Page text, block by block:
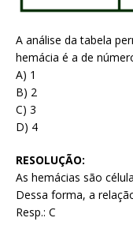
A análise da tabela
hemácia é a de
A) 1
B) 2
C) 3
D) 4
RESOLUÇÃO:
As hemácias são
Dessa forma, a
Resp.: C